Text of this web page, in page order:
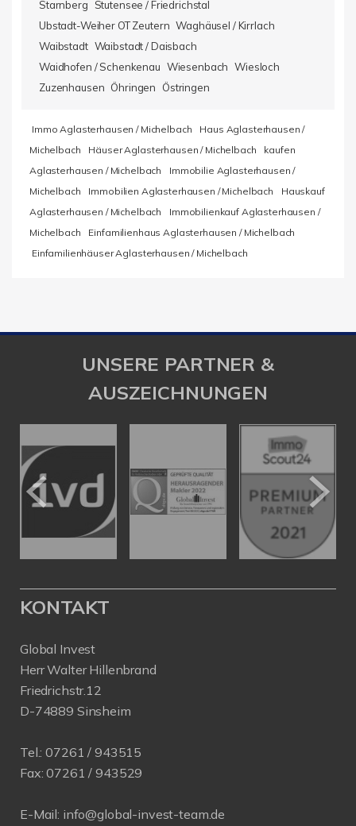
Starnberg
Stutensee / Friedrichstal
Ubstadt-Weiher OT Zeutern Waghäusel / Kirrlach
Waibstadt Waibstadt / Daisbach
Waidhofen / Schenkenau Wiesenbach Wiesloch
Zuzenhausen Öhringen Östringen
Immo Aglasterhausen / Michelbach
Haus Aglasterhausen /
Michelbach
Häuser Aglasterhausen / Michelbach
kaufen
Aglasterhausen / Michelbach
Immobilie Aglasterhausen /
Michelbach
Immobilien Aglasterhausen / Michelbach
Hauskauf
Aglasterhausen / Michelbach
Immobilienkauf Aglasterhausen /
Michelbach
Einfamilienhaus Aglasterhausen / Michelbach
Einfamilienhäuser Aglasterhausen / Michelbach
UNSERE PARTNER &
AUSZEICHNUNGEN
KONTAKT
Global Invest
Herr Walter Hillenbrand
Friedrichstr.12
D-74889 Sinsheim
Tel.:07261 / 943515
Fax: 07261 / 943529
E-Mail: info@global-invest-team.de